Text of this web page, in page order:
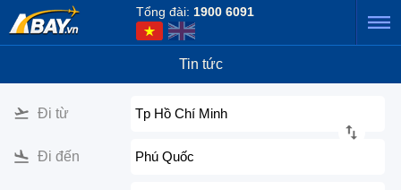
Tổng đài: 1900 6091
Tin tức
Đi từ Tp Hồ Chí Minh
Đi đến Phú Quốc